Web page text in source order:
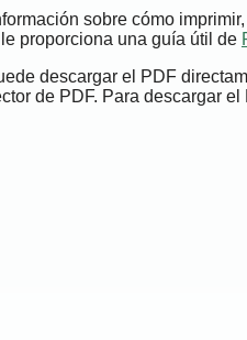
sobre cómo
proporciona una guía útil de
descargar el PDF
de PDF. Para descargar